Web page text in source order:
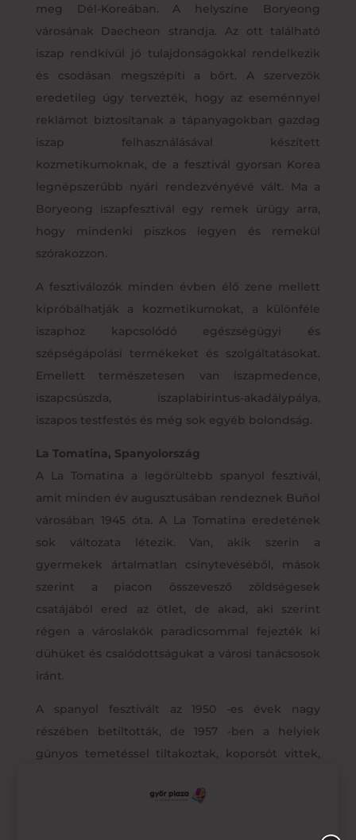
meg Dél-Koreában. A helyszíne Boryeong
városának Daecheon strandja. Az ott található
iszap rendkívül jó tulajdonságokkal rendelkezik
és csodásan megszépíti a bőrt. A szervezők
eredetileg úgy tervezték, hogy az eseménnyel
reklámot biztosítanak a tápanyagokban gazdag
iszap felhasználásával készített
kozmetikumoknak, de a fesztivál gyorsan Korea
legnépszerűbb nyári rendezvényévé vált. Ma a
Boryeong iszapfesztivál egy remek ürügy arra,
hogy mindenki piszkos legyen és remekül
szórakozzon.
A fesztiválozók minden évben élő zene mellett
kipróbálhatják a kozmetikumokat, a különféle
iszaphoz kapcsolódó egészségügyi és
szépségápolási termékeket és szolgáltatásokat.
Emellett természetesen van iszapmedence,
iszapcsúszda, iszaplabirintus-akadálypálya,
iszapos testfestés és még sok egyéb bolondság.
La Tomatina, Spanyolország
A La Tomatina a legőrültebb spanyol fesztivál,
amit minden év augusztusában rendeznek Buñol
városában 1945 óta. A La Tomatina eredetének
sok változata létezik. Van, akik szerin a
gyermekek ártalmatlan csínytevéséből, mások
szerint a piacon összevesző zöldségesek
csatájából ered az ötlet, de akad, aki szerint
régen a városlakók paradicsommal fejezték ki
dühüket és csalódottságukat a városi tanácsosok
iránt.
A spanyol fesztivált az 1950 -es évek nagy
részében betiltották, de 1957 -ben a helyiek
gúnyos temetéssel tiltakoztak, koporsót vittek,
pedig gyászindulót játszottak, végül megkapták